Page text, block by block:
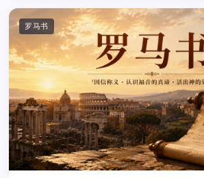
罗马书